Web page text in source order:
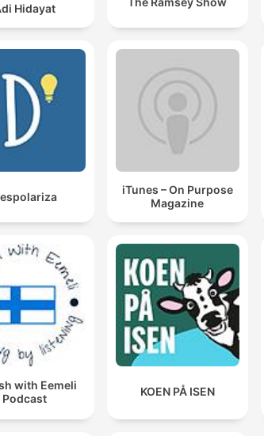
Hidayat
iTunes – On Purpose
Magazine
with Eemeli
Podcast
KOEN PÅ ISEN